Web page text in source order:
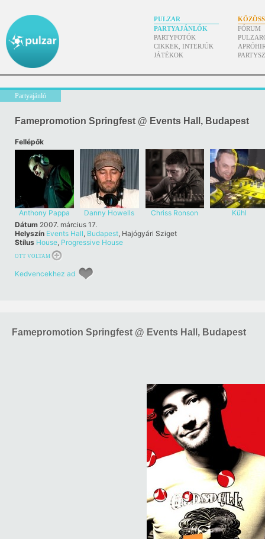
PULZAR
PARTYAJÁNLÓK
PARTYFOTÓK
CIKKEK, INTERJÚK
JÁTÉKOK
FÓRUM
Partyajánló
Famepromotion Springfest @ Events Hall, Budapest
Fellépők
Anthony Pappa Danny Howells Chriss Ronson
Kühl
Dátum 2007. március 17.
Helyszín Events Hall, Budapest, Hajógyári Sziget
Stílus House, Progressive House
OTT VOLTAM
Kedvencekhez ad
Famepromotion Springfest @ Events Hall, Budapest